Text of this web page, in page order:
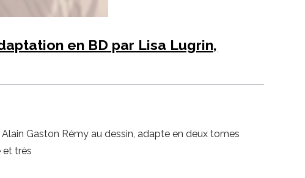
en BD par Lisa Lugrin,
Gaston Rémy au dessin, adapte en deux tomes
et très